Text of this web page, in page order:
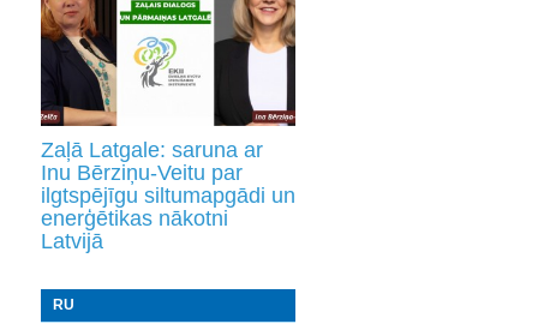
Zaļā Latgale: saruna ar
Inu Bērziņu-Veitu par
ilgtspējīgu siltumapgādi un
enerģētikas nākotni
Latvijā
RU